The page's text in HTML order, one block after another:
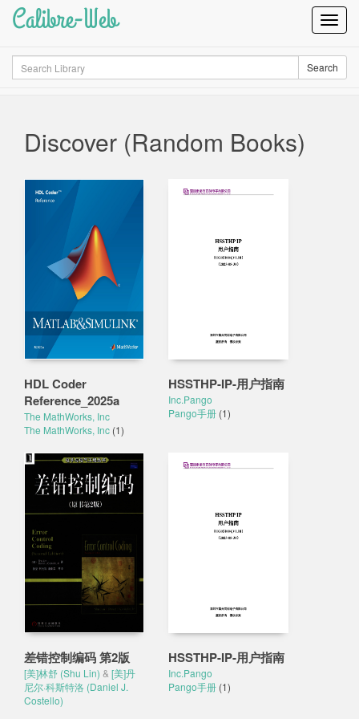
Calibre-Web
Search Search
Discover (Random Books)
HDL Coder
Reference_2025a
The MathWorks, Inc
The MathWorks, Inc (1)
HSSTHP-IP-用户指南
Inc.Pango
Pango手册 (1)
差错控制编码 第2版
[美]林舒 (Shu Lin) & [美]丹
尼尔·科斯特洛 (Daniel J.
Costello)
HSSTHP-IP-用户指南
Inc.Pango
Pango手册 (1)